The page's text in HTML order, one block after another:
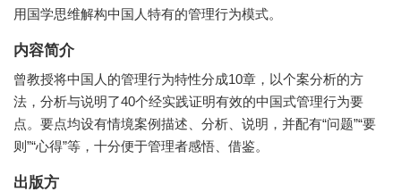
用国学思维解构中国人特有的管理行为模式。
内容简介
曾教授将中国人的管理行为特性分成10章，以个案分析的方
法，分析与说明了40个经实践证明有效的中国式管理行为要
点。要点均设有情境案例描述、分析、说明，并配有“问题”“要
则”“心得”等，十分便于管理者感悟、借鉴。
出版方